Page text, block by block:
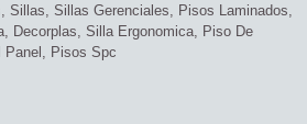
Sillas Sillas Gerenciales
Pisos Laminados
Decorplas Silla Ergonomica
Piso De
Panel Pisos Spc